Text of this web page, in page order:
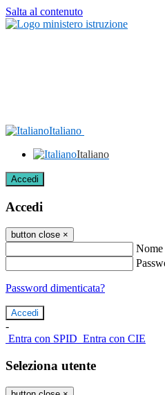
Salta al contenuto
Italiano
Italiano
Accedi
Accedi
button close ×
Nome
Password dimenticata?
-
Entra con SPID Entra con CIE
Seleziona utente